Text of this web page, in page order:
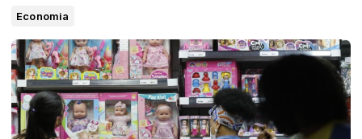
Economia